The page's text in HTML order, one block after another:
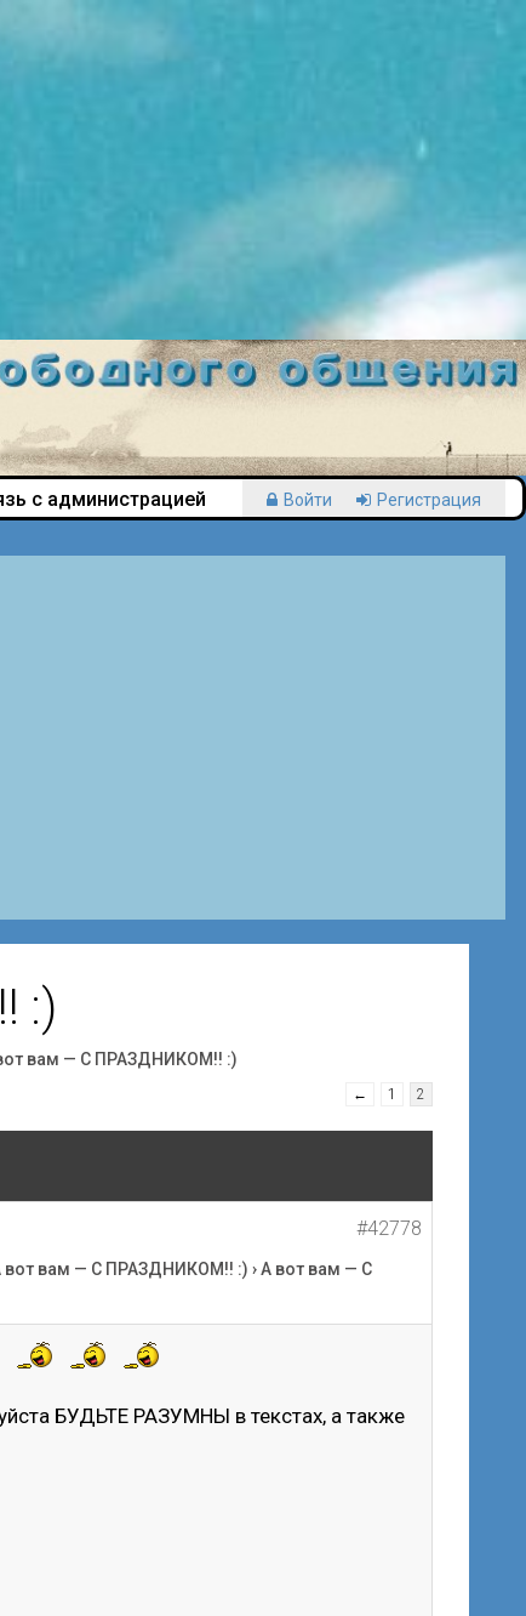
с администрацией Войти Регистрация
:)
вам — С ПРАЗДНИКОМ!! :)
← 1 2
#42778
вот вам — С ПРАЗДНИКОМ!! :) ›А вот вам — С
БУДЬТЕ РАЗУМНЫ в текстах, а также